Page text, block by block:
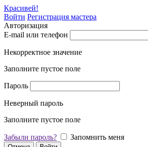
Красивей!
Войти Регистрация мастера
Авторизация
E-mail или телефон
Некорректное значение
Заполните пустое поле
Пароль
Неверный пароль
Заполните пустое поле
Забыли пароль? Запомнить меня